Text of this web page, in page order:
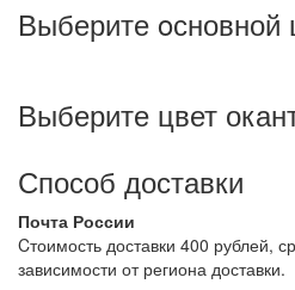
Выберите oсновной
Выберите цвет
Способ доставки
Почта России
Cтоимость доставки 400 рублей,
зависимости от региона доставки.